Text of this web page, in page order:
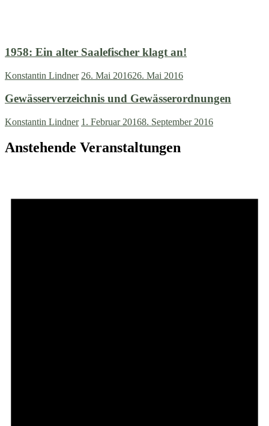
1958: Ein alter Saalefischer klagt an!
Konstantin Lindner 26. Mai 201626. Mai 2016
Gewässerverzeichnis und Gewässerordnungen
Konstantin Lindner 1. Februar 20168. September 2016
Anstehende Veranstaltungen